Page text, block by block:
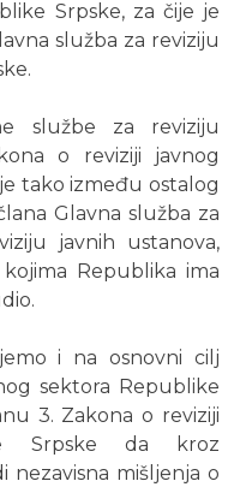
Srpske, za čije je
služba za reviziju
službe za reviziju
o reviziji javnog
tako između ostalog
Glavna služba za
javnih ustanova,
Republika ima
i na osnovni cilj
sektora Republike
3. Zakona o reviziji
Srpske da kroz
nezavisna mišljenja o